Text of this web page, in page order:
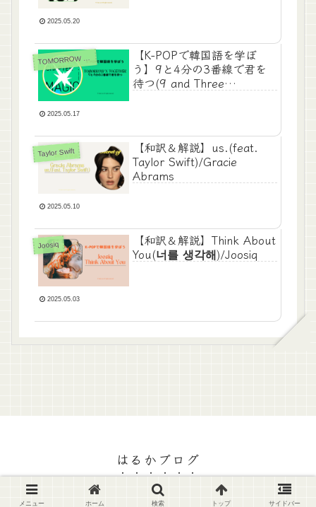
2025.05.20
T OMORROW X TOGETHER
【K-POPで韓国語を学ぼ
う】9と4分の3番線で君を
待つ(9 and Three
2025.05.17
Taylor Swift
【和訳＆解説】us.(feat.
Taylor Swift)/Gracie
Abrams
2025.05.10
Joosiq
【和訳＆解説】Think About
You(너를 생각해)/Joosiq
2025.05.03
はるかブログ
© 2022 はるかブログ.
メニュー ホーム 検索 トップ サイドバー